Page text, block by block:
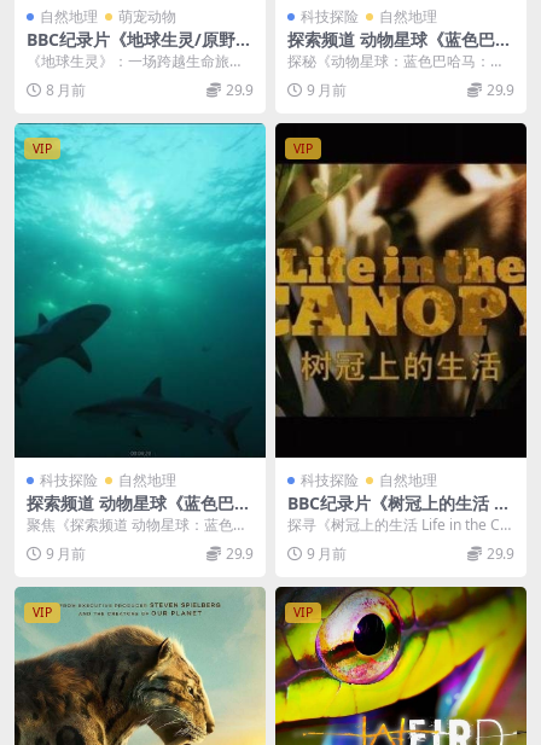
自然地理 萌宠动物
BBC纪录片《地球生灵/原野中
的一生 One Life》英语中字1
080P高清 动物纪录片下载
《地球生灵》：一场跨越生命旅程
的视觉盛宴 在浩渺的宇宙中，地球
宛如一颗蓝色的明珠...
8 月前 29.9
科技探险 自然地理
探索频道 动物星球《蓝色巴哈
马：蓝洞与洞穴 Bahama Blu
e:Blue Holes And Caves 20
17》英语中字 1080P/TS/2.4
探秘《动物星球：蓝色巴哈马：蓝
洞与洞穴 Bahama Blue:Blue Hol...
9 月前 29.9
VIP
科技探险 自然地理
探索频道 动物星球《蓝色巴哈
马：珊瑚礁 Bahama Blue:Co
ral 2017》英语中字 1080P/T
S/2.72GB 蓝色巴哈马纪录片
聚焦《探索频道 动物星球：蓝色巴
哈马：珊瑚礁 Bahama Blue:Cora
l... 9 月前 29.9
VIP
科技探险 自然地理
BBC纪录片《树冠上的生活 Lif
e in the Canopy 2010》全3
集 英语中字 央视引进版 720
P/MKV/3.6G 非洲热带雨林纪
探寻《树冠上的生活 Life in the Ca
nopy 2010》全3集的神秘...
9 月前 29.9
VIP VIP